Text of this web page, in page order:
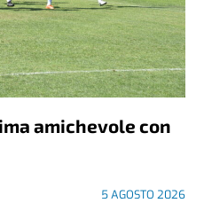
amichevole con
5 AGOSTO 2026